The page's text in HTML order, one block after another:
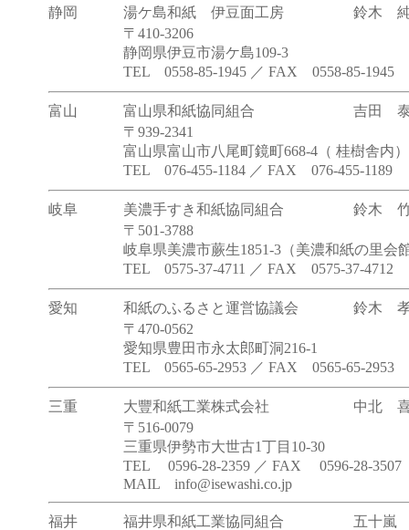
静岡 湯ケ島和紙 伊豆面工房
鈴木 純
〒410-3206
静岡県伊豆市湯ケ島109-3
TEL 0558-85-1945 ／ FAX 0558-85-1945
富山 富山県和紙協同組合
吉田 泰
〒939-2341
富山県富山市八尾町鏡町668-4（ 桂樹舎内）
TEL 076-455-1184 ／ FAX 076-455-1189
岐阜 美濃手すき和紙協同組合
鈴木 竹
〒501-3788
岐阜県美濃市蕨生1851-3（美濃和紙の里会
TEL 0575-37-4711 ／ FAX 0575-37-4712
愛知 和紙のふるさと運営協議会
鈴木 孝
〒470-0562
愛知県豊田市永太郎町洞216-1
TEL 0565-65-2953 ／ FAX 0565-65-2953
三重 大豐和紙工業株式会社
中北 喜
〒516-0079
三重県伊勢市大世古1丁目10-30
TEL 0596-28-2359 ／ FAX 0596-28-3507
MAIL info@isewashi.co.jp
福井 福井県和紙工業協同組合
五十嵐